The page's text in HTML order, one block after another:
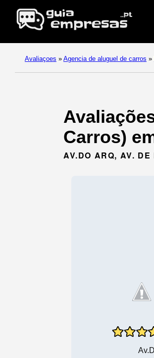
Avaliaçoes » Agencia de aluguel de carros »
Carros)
AV.DO ARQ, AV.